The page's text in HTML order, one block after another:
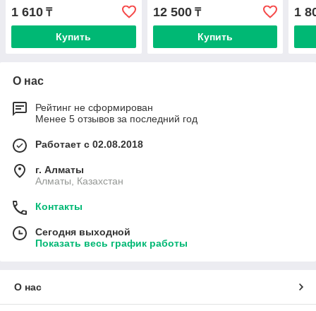
1 610 ₸
Купить
12 500₸
Купить
1
О нас
Рейтинг не сформирован
Менее 5 отзывов за последний год
Работает с 02.08.2018
г. Алматы
Алматы, Казахстан
Контакты
Сегодня выходной
Показать весь график работы
О нас